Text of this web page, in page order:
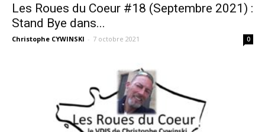
Les Roues du Coeur #18 (Septembre 2021) :
Stand Bye dans...
Christophe CYWINSKI - 7 octobre 2021 0